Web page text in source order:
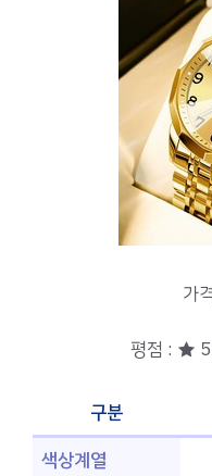
가
평점 : ★
구분
색상계열